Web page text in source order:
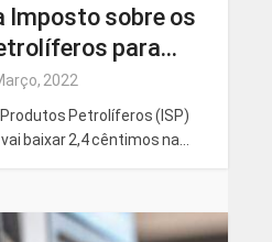
Imposto sobre os
para...
2022
Petrolíferos (ISP)
baixar 2,4 cêntimos na...